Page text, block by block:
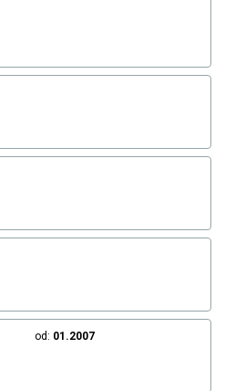
od: 01.2007